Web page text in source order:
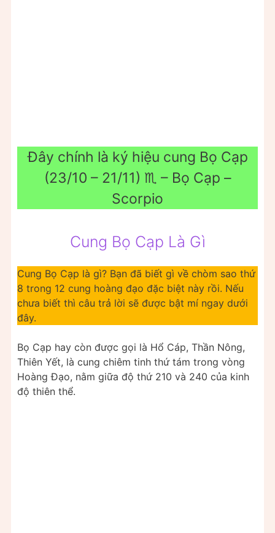
Đây chính là ký hiệu cung Bọ Cạp
(23/10 – 21/11) ♏ – Bọ Cạp –
Scorpio
Cung Bọ Cạp Là Gì
Cung Bọ Cạp là gì? Bạn đã biết gì về chòm sao thứ
8 trong 12 cung hoàng đạo đặc biệt này rồi. Nếu
chưa biết thì câu trả lời sẽ được bật mí ngay dưới
đây.
Bọ Cạp hay còn được gọi là Hổ Cáp, Thần Nông,
Thiên Yết, là cung chiêm tinh thứ tám trong vòng
Hoàng Đạo, nằm giữa độ thứ 210 và 240 của kinh
độ thiên thể.